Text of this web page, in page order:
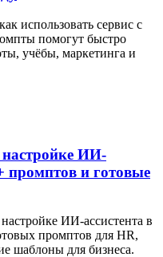
использовать сервис с
помогут быстро
учёбы, маркетинга и
ИИ-
промптов и готовые
ИИ-ассистента в
промптов для HR,
шаблоны для бизнеса.